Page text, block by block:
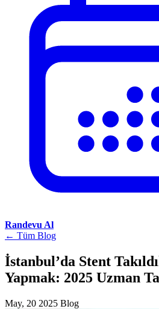
Randevu Al
← Tüm Blog
İstanbul’da Stent
Yapmak: 2025 Uzman
May, 20 2025 Blog